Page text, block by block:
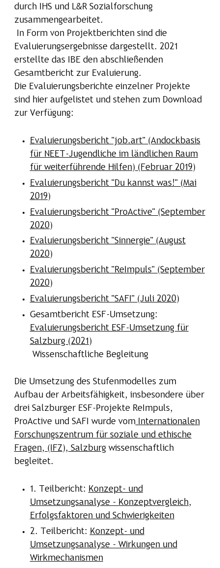
durch IHS und L&R Sozialforschung
zusammengearbeitet.
In Form von Projektberichten sind die
Evaluierungsergebnisse dargestellt. 2021
erstellte das IBE den abschließenden
Gesamtbericht zur Evaluierung.
Die Evaluierungsberichte einzelner Projekte
sind hier aufgelistet und stehen zum Download
zur Verfügung:
Evaluierungsbericht "job.art" (Andockbasis
für NEET-Jugendliche im ländlichen Raum
für weiterführende Hilfen) (Februar 2019)
Evaluierungsbericht "Du kannst was!" (Mai
2019)
Evaluierungsbericht "ProActive" (September
2020)
Evaluierungsbericht "Sinnergie" (August
2020)
Evaluierungsbericht "ReImpuls" (September
2020)
Evaluierungsbericht "SAFI" (Juli 2020)
Gesamtbericht ESF-Umsetzung:
Evaluierungsbericht ESF-Umsetzung für
Salzburg (2021)
Wissenschaftliche Begleitung
Die Umsetzung des Stufenmodelles zum
Aufbau der Arbeitsfähigkeit, insbesondere über
drei Salzburger ESF-Projekte ReImpuls,
ProActive und SAFI wurde vomInternationalen
Forschungszentrum für soziale und ethische
Fragen, (IFZ), Salzburg wissenschaftlich
begleitet.
1. Teilbericht: Konzept- und
Umsetzungsanalyse - Konzeptvergleich,
Erfolgsfaktoren und Schwierigkeiten
2. Teilbericht: Konzept- und
Umsetzungsanalyse - Wirkungen und
Wirkmechanismen